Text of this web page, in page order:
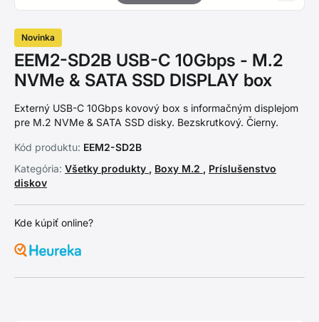
Novinka
EEM2-SD2B USB-C 10Gbps - M.2
NVMe & SATA SSD DISPLAY box
Externý USB-C 10Gbps kovový box s informačným displejom
pre M.2 NVMe & SATA SSD disky. Bezskrutkový. Čierny.
Kód produktu: EEM2-SD2B
Kategória: Všetky produkty , Boxy M.2 , Príslušenstvo
diskov
Kde kúpiť online?